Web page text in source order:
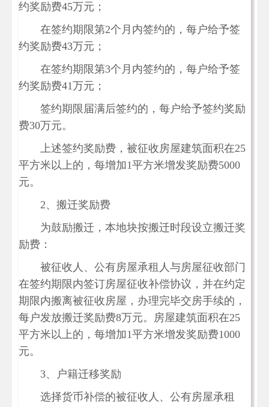
约奖励费45万元；
在签约期限第2个月内签约的，每户给予签
约奖励费43万元；
在签约期限第3个月内签约的，每户给予签
约奖励费41万元；
签约期限届满后签约的，每户给予签约奖励
费30万元。
上述签约奖励费，被征收房屋建筑面积在25
平方米以上的，每增加1平方米增发奖励费5000
元。
2、搬迁奖励费
为鼓励搬迁，本地块按搬迁时段设立搬迁奖
励费：
被征收人、公有房屋承租人与房屋征收部门
在签约期限内签订房屋征收补偿协议，并在约定
期限内搬离被征收房屋，办理完毕交房手续的，
每户发放搬迁奖励费8万元。房屋建筑面积在25
平方米以上的，每增加1平方米增发奖励费1000
元。
3、户籍迁移奖励
选择货币补偿的被征收人、公有房屋承租